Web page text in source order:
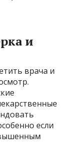
и
врача и
если